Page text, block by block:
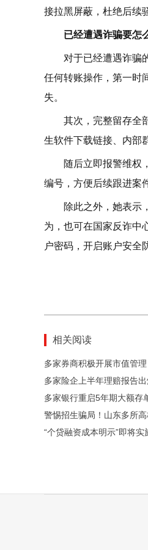
接拉黑屏蔽，杜绝后续
已经遭遇诈骗要怎
对于已经遭遇诈骗
任何转账操作，第一时
失。
其次，完整留存全
生软件下载链接、内部
随后立即报警维权
编号，方便后续跟进案
除此之外，她表示
为，也可在国家反诈中
户密码，开启账户安全
相关阅读
多家券商积极开展市值管理
多家险企上半年理赔报告出
多家银行重启5年期大额存
警惕招生骗局！山东多所
“个贷融资成本明示”即将